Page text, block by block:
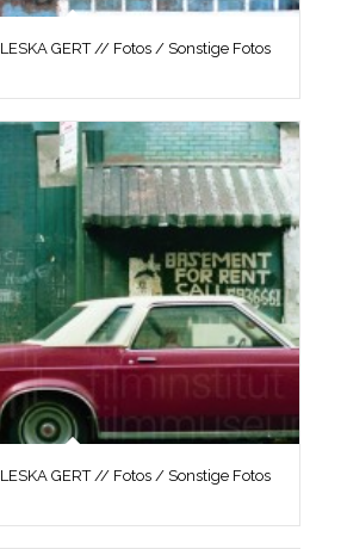
GERT // Fotos / Sonstige Fotos
GERT // Fotos / Sonstige Fotos